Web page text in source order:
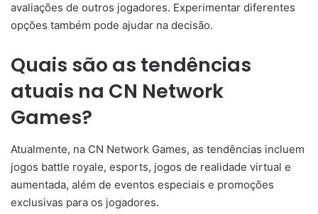
avaliações de outros jogadores. Experimentar diferentes
opções também pode ajudar na decisão.
Quais são as tendências
atuais na CN Network
Games?
Atualmente, na CN Network Games, as tendências incluem
jogos battle royale, esports, jogos de realidade virtual e
aumentada, além de eventos especiais e promoções
exclusivas para os jogadores.